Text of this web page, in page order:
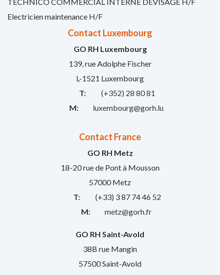
Electricien maintenance H/F
Contact Luxembourg
GO RH Luxembourg
139, rue Adolphe Fischer
L-1521 Luxembourg
T:
(+352) 28 80 81
M:
luxembourg@gorh.lu
Contact France
GO RH Metz
18-20 rue de Pont à Mousson
57000 Metz
T:
(+33) 3 87 74 46 52
M:
metz@gorh.fr
GO RH Saint-Avold
38B rue Mangin
57500 Saint-Avold